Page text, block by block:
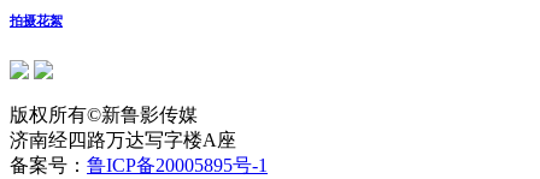
拍摄花絮
版权所有©新鲁影传媒
济南经四路万达写字楼A座
备案号： 鲁ICP备20005895号-1